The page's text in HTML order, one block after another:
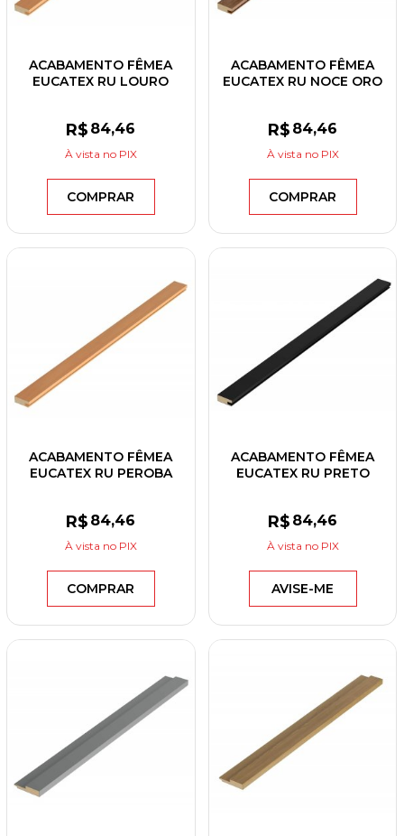
ACABAMENTO FÊMEA
EUCATEX RU LOURO
R$ 84,46
À vista no PIX
COMPRAR
ACABAMENTO FÊMEA
EUCATEX RU NOCE ORO
R$ 84,46
À vista no PIX
COMPRAR
ACABAMENTO FÊMEA
EUCATEX RU PEROBA
R$ 84,46
À vista no PIX
COMPRAR
ACABAMENTO FÊMEA
EUCATEX RU PRETO
R$ 84,46
À vista no PIX
AVISE-ME